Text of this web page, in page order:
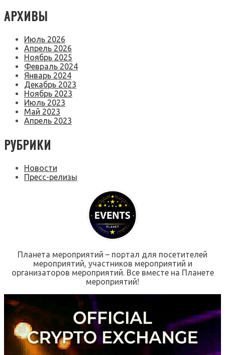
АРХИВЫ
Июль 2026
Апрель 2026
Ноябрь 2025
Февраль 2024
Январь 2024
Декабрь 2023
Ноябрь 2023
Июль 2023
Май 2023
Апрель 2023
РУБРИКИ
Новости
Пресс-релизы
Планета мероприятий – портал для посетителей
мероприятий, участников мероприятий и
организаторов мероприятий. Все вместе на Планете
мероприятий!